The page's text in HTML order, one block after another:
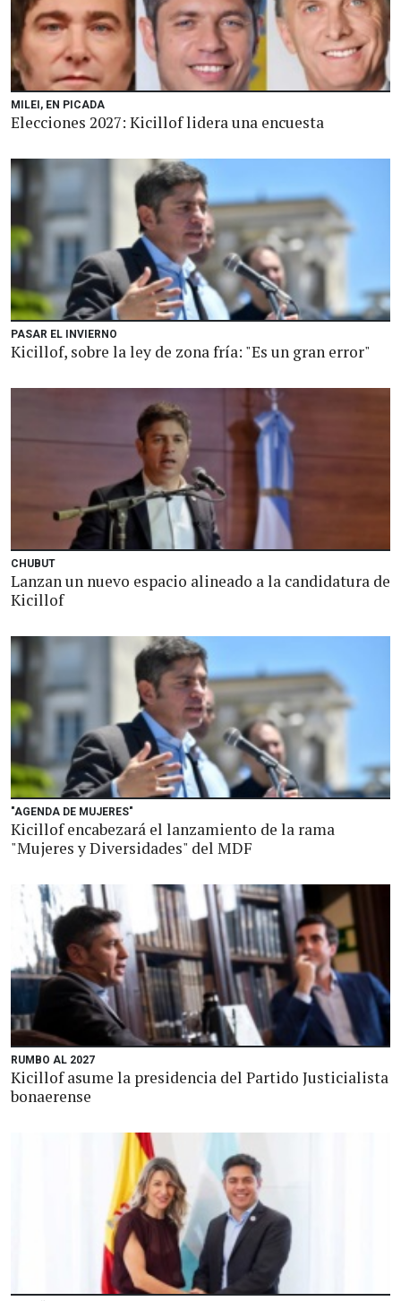
MILEI, EN PICADA
Elecciones 2027: Kicillof lidera una encuesta
PASAR EL INVIERNO
Kicillof, sobre la ley de zona fría: "Es un gran error"
CHUBUT
Lanzan un nuevo espacio alineado a la candidatura de
Kicillof
"AGENDA DE MUJERES"
Kicillof encabezará el lanzamiento de la rama
"Mujeres y Diversidades" del MDF
RUMBO AL 2027
Kicillof asume la presidencia del Partido Justicialista
bonaerense